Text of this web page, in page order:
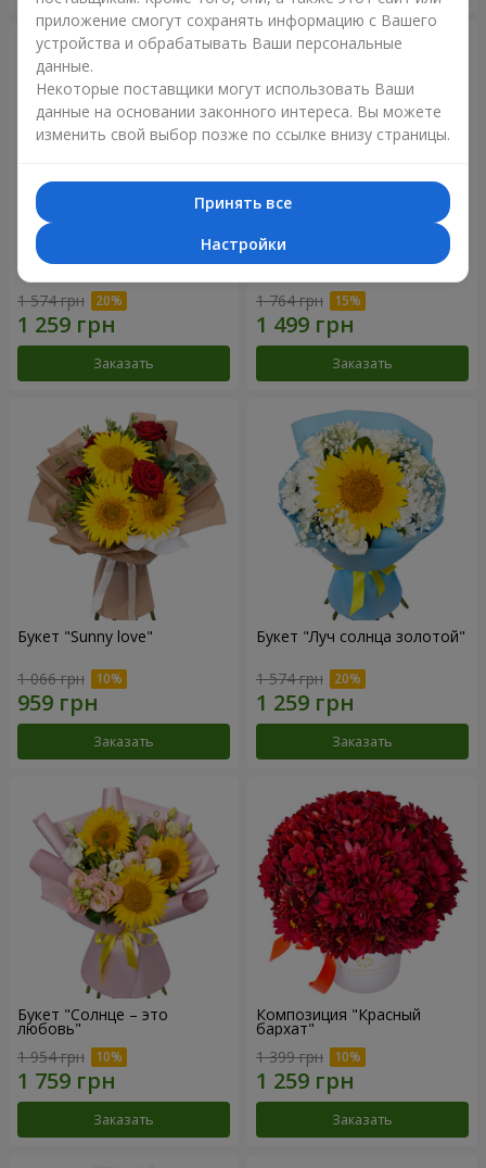
Букет "Солнце в подарок"
1 574 грн
Заказать
Букет "Ван Гог"
1 764 грн
Заказать
Букет "Sunny love"
1 066 грн
Заказать
Букет "Луч солнца золотой"
1 574 грн
Заказать
Букет "Солнце – это
любовь"
1 954 грн
Заказать
Композиция "Красный
бархат"
1 399 грн
Заказать
приложение смогут сохранять информацию с Вашего
устройства и обрабатывать Ваши персональные
данные.
Некоторые поставщики могут использовать Ваши
данные на основании законного интереса. Вы можете
изменить свой выбор позже по ссылке внизу страницы.
Принять все
Настройки